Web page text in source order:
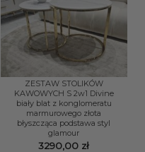
ZESTAW STOLIKÓW
KAWOWYCH S 2w1 Divine
biały blat z konglomeratu
marmurowego złota
błyszcząca podstawa styl
glamour
3290,00 zł